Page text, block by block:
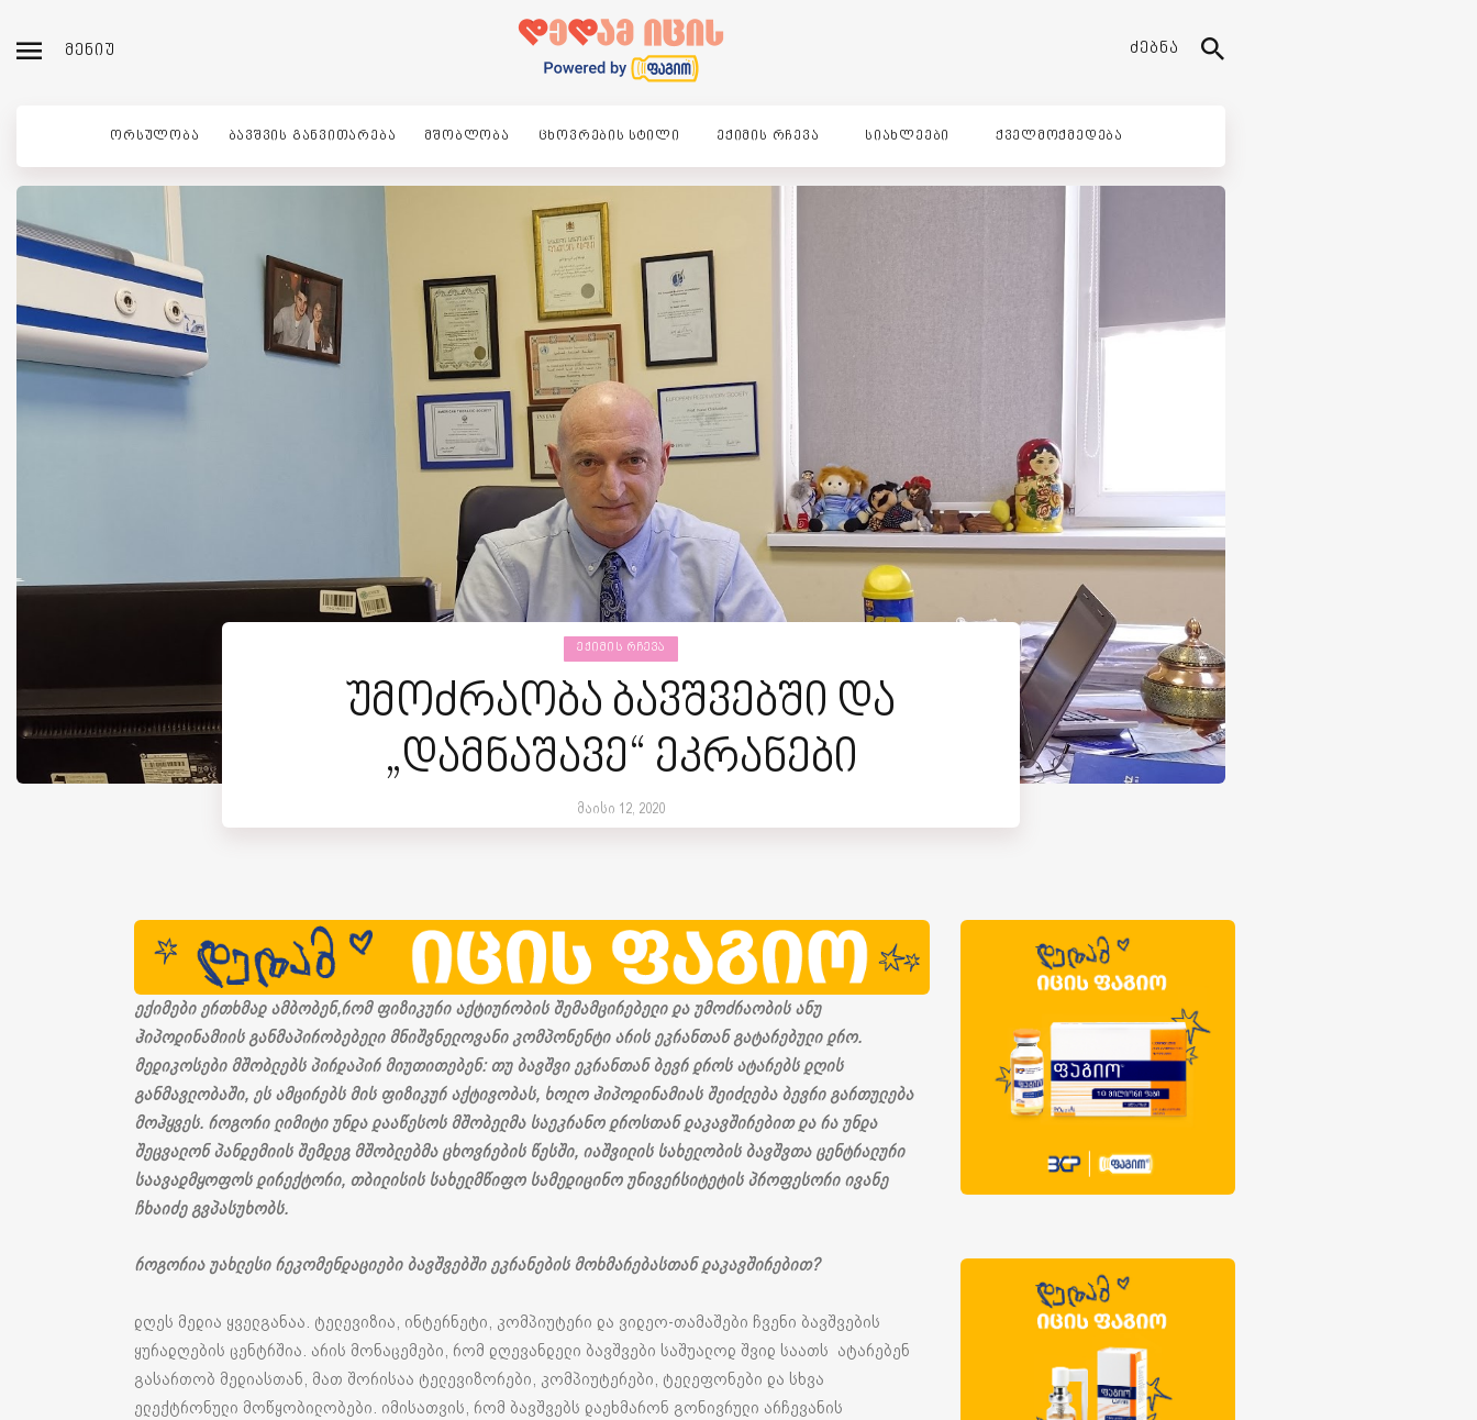
ᲛᲔᲜᲘᲣ ᲫᲔᲑᲜᲐ
ᲝᲠᲡᲣᲚᲝᲑᲐ ᲑᲐᲕᲨᲕᲘᲡ ᲒᲐᲜᲕᲘᲗᲐᲠᲔᲑᲐ ᲛᲨᲝᲑᲚᲝᲑᲐ ᲪᲮᲝᲕᲠᲔᲑᲘᲡ ᲡᲢᲘᲚᲘ ᲔᲥᲘᲛᲘᲡ ᲠᲩᲔᲕᲐ ᲡᲘᲐᲮᲚᲔᲔᲑᲘ ᲥᲕᲔᲚᲛᲝᲥᲛᲔᲓᲔᲑᲐ
ᲔᲥᲘᲛᲘᲡ ᲠᲩᲔᲕᲐ
უმოძრაობა ბავშვებში და
„დამნაშავე“ ეკრანები
მაისი 12, 2020
ექიმები ერთხმად ამბობენ,რომ ფიზიკური აქტიურობის შემამცირებელი და უმოძრაობის ანუ
ჰიპოდინამიის განმაპირობებელი მნიშვნელოვანი კომპონენტი არის ეკრანთან გატარებული დრო.
მედიკოსები მშობლებს პირდაპირ მიუთითებენ: თუ ბავშვი ეკრანთან ბევრ დროს ატარებს დღის
განმავლობაში, ეს ამცირებს მის ფიზიკურ აქტივობას, ხოლო ჰიპოდინამიას შეიძლება ბევრი გართულება
მოჰყვეს. როგორი ლიმიტი უნდა დააწესოს მშობელმა საეკრანო დროსთან დაკავშირებით და რა უნდა
შეცვალონ პანდემიის შემდეგ მშობლებმა ცხოვრების წესში, იაშვილის სახელობის ბავშვთა ცენტრალური
საავადმყოფოს დირექტორი, თბილისის სახელმწიფო სამედიცინო უნივერსიტეტის პროფესორი ივანე
ჩხაიძე გვპასუხობს.
როგორია უახლესი რეკომენდაციები ბავშვებში ეკრანების მოხმარებასთან დაკავშირებით?
დღეს მედია ყველგანაა. ტელევიზია, ინტერნეტი, კომპიუტერი და ვიდეო-თამაშები ჩვენი ბავშვების
ყურადღების ცენტრშია. არის მონაცემები, რომ დღევანდელი ბავშვები საშუალოდ შვიდ საათს ატარებენ
გასართობ მედიასთან, მათ შორისაა ტელევიზორები, კომპიუტერები, ტელეფონები და სხვა
ელექტრონული მოწყობილობები. იმისათვის, რომ ბავშვებს დაეხმარონ გონივრული არჩევანის